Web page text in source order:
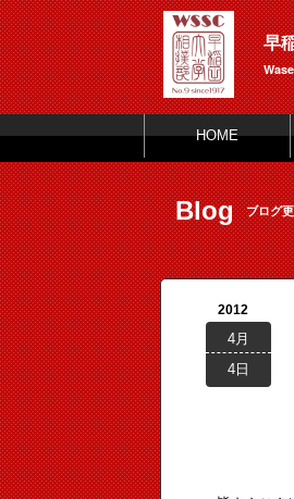
早
HOME
Blog ブログ
2012
4月
4日